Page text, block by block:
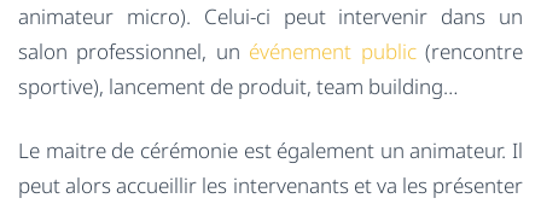
animateur micro). Celui-ci peut intervenir dans un
salon professionnel, un événement public(rencontre
sportive), lancement de produit, team building…
Le maitre de cérémonie est également un animateur. Il
peut alors accueillir les intervenants et va les présenter